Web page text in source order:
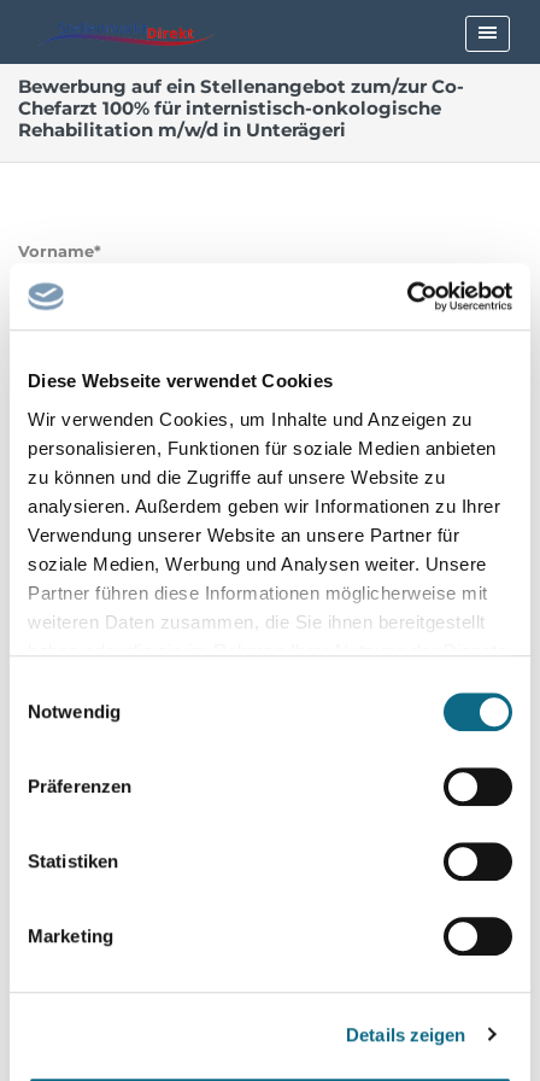
Diese Webseite verwendet Cookies
Wir verwenden Cookies, um Inhalte und Anzeigen zu
personalisieren, Funktionen für soziale Medien anbieten
zu können und die Zugriffe auf unsere Website zu
analysieren. Außerdem geben wir Informationen zu Ihrer
Verwendung unserer Website an unsere Partner für
soziale Medien, Werbung und Analysen weiter. Unsere
Partner führen diese Informationen möglicherweise mit
weiteren Daten zusammen, die Sie ihnen bereitgestellt
Notwendig
Präferenzen
Statistiken
Marketing
Details zeigen
Bewerbung auf ein Stellenangebot zum/zur Co-
Chefarzt 100% für internistisch-onkologische
Rehabilitation m/w/d in Unterägeri
Vorname*
E-Mailadresse*
Telefonnummer*
Alter